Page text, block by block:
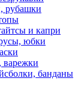
рубашки
и капри
юбки
варежки
банданы